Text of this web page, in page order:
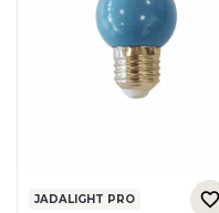
JADALIGHT PRO